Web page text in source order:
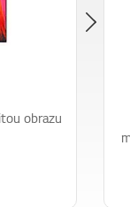
obrazu